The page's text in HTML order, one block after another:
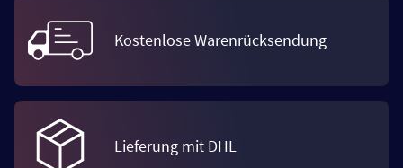
Kostenlose Warenrücksendung
Lieferung mit DHL